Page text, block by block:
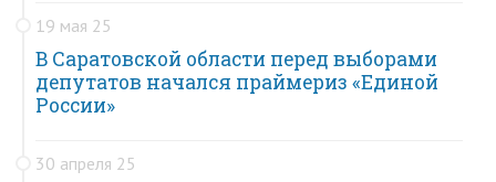
19 мая 25
В Саратовской области перед выборами
депутатов начался праймериз «Единой
России»
30 апреля 25